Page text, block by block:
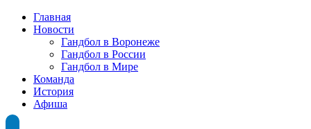
Главная
Новости
Гандбол в Воронеже
Гандбол в России
Гандбол в Мире
Команда
История
Афиша